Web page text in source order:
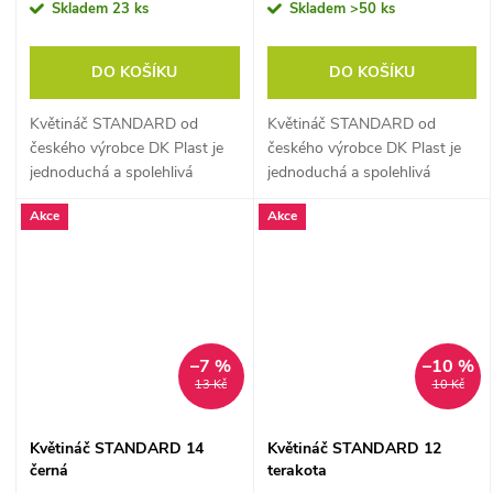
Skladem 23 ks
DO KOŠÍKU
Květináč STANDARD od
českého výrobce DK Plast je
jednoduchá a spolehlivá
sazenic, přesazování i běžné
Skladem >50 ks
DO KOŠÍKU
Květináč STANDARD od
českého výrobce DK Plast je
jednoduchá a spolehlivá
sazenic, přesazování i běžné
Akce
13 Kč
–7 %
Květináč STANDARD 14
černá
Akce
10 Kč
–10 %
Květináč STANDARD 12
terakota